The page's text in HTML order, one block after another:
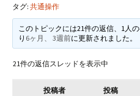
タグ: 共通操作
このトピックには21件の返信、1人
り 6ヶ月、 3週前に更新されました。
21件の返信スレッドを表示中
投稿者 投稿